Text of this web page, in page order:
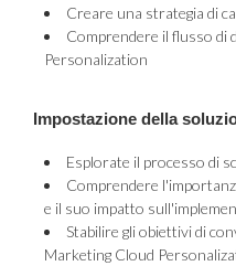
Creare una strategia di
Comprendere il flusso di
Personalization
Impostazione della
Esplorate il processo di
Comprendere
e il suo impatto
Stabilire gli obiettivi di
Marketing Cloud